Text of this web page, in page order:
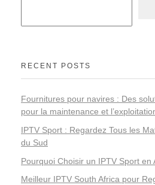
RECENT POSTS
Fournitures pour navires : Des
pour la maintenance et
IPTV Sport : Regardez Tous les
du Sud
Pourquoi Choisir un IPTV Sport en
Meilleur IPTV South Africa pour